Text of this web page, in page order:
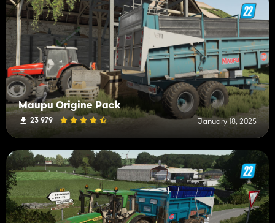
Maupu Origine Pack
23 979 January 18, 2025